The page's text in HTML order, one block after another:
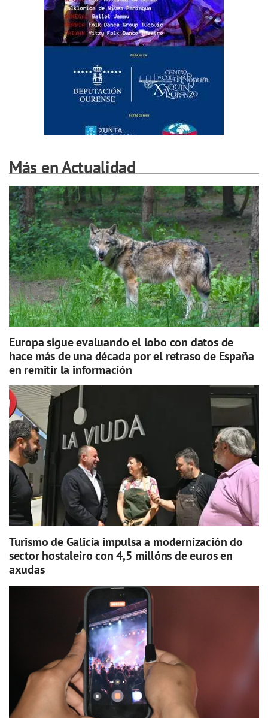
Más en Actualidad
Europa sigue evaluando el lobo con datos de
hace más de una década por el retraso de España
en remitir la información
Turismo de Galicia impulsa a modernización do
sector hostaleiro con 4,5 millóns de euros en
axudas